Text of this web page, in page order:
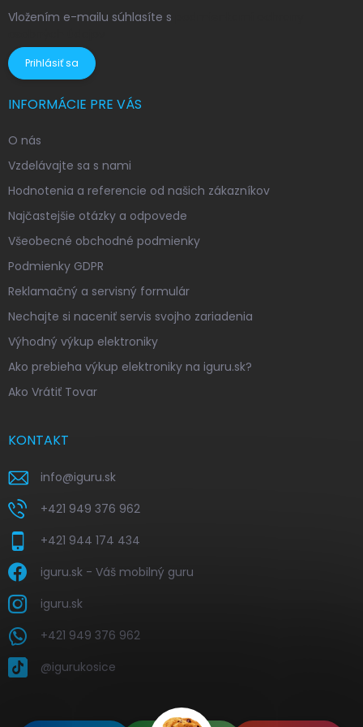
Vložením e-mailu súhlasíte s
Prihlásiť sa
INFORMÁCIE PRE VÁS
O nás
Vzdelávajte sa s nami
Hodnotenia a referencie od našich zákazníkov
Najčastejšie otázky a odpovede
Všeobecné obchodné podmienky
Podmienky GDPR
Reklamačný a servisný formulár
Nechajte si naceniť servis svojho zariadenia
Výhodný výkup elektroniky
Ako prebieha výkup elektroniky na iguru.sk?
Ako Vrátiť Tovar
KONTAKT
info@iguru.sk
+421 949 376 962
+421 944 174 434
iguru.sk - Váš mobilný guru
iguru.sk
+421 949 376 962
@igurukosice